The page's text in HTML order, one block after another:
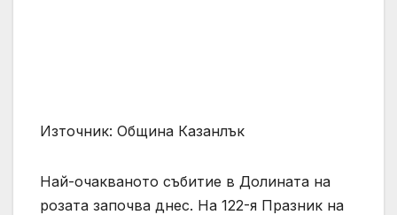
Източник: Община Казанлък
Най-очакваното събитие в Долината на
розата започва днес. На 122-я Празник на